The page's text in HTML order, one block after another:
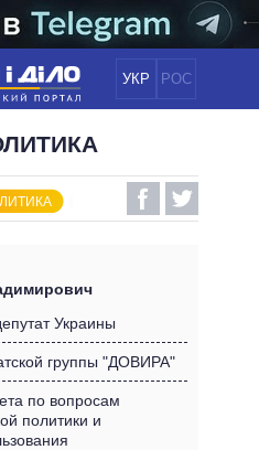
УКР РОС
ПОЛИТИКА
ЭКОНОМИКА
МИР
ПОЛИТИКОВ
Украины
группы "ДОВИРА"
по вопросам
политики и